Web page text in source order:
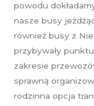
powodu
nasze busy
również busy z
przybywały
zakresie
sprawną
rodzinna opcja